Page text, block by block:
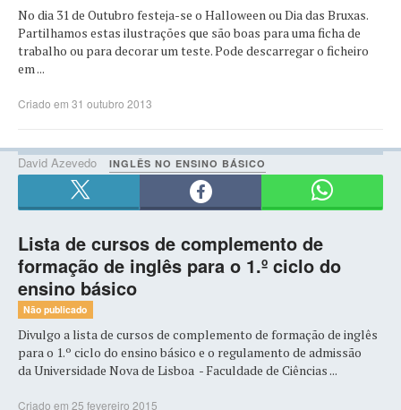
No dia 31 de Outubro festeja-se o Halloween ou Dia das Bruxas.
Partilhamos estas ilustrações que são boas para uma ficha de
trabalho ou para decorar um teste. Pode descarregar o ficheiro
em ...
Criado em 31 outubro 2013
David Azevedo INGLÊS NO ENSINO BÁSICO
Lista de cursos de complemento de
formação de inglês para o 1.º ciclo do
ensino básico
Não publicado
Divulgo a lista de cursos de complemento de formação de inglês
para o 1.º ciclo do ensino básico e o regulamento de admissão
da Universidade Nova de Lisboa - Faculdade de Ciências ...
Criado em 25 fevereiro 2015